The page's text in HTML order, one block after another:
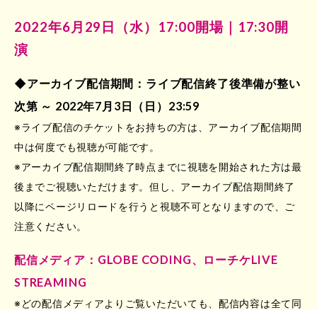
2022年6月29日（水）17:00開場｜17:30開
演
◆アーカイブ配信期間：ライブ配信終了後準備が整い
次第 ～ 2022年7月3日（日）23:59
※ライブ配信のチケットをお持ちの方は、アーカイブ配信期間
中は何度でも視聴が可能です。
※アーカイブ配信期間終了時点までに視聴を開始された方は最
後までご視聴いただけます。但し、アーカイブ配信期間終了
以降にページリロードを行うと視聴不可となりますので、ご
注意ください。
配信メディア：GLOBE CODING、ローチケLIVE
STREAMING
※どの配信メディアよりご覧いただいても、配信内容は全て同